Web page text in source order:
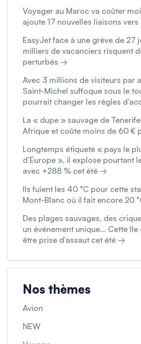
Voyager au Maroc va coûter
ajoute 17 nouvelles liaisons vers
EasyJet face à une grève de 27
milliers de vacanciers risquent
perturbés →
Avec 3 millions de visiteurs par
Saint-Michel suffoque sous le
pourrait changer les règles
La « dupe » sauvage de
Afrique et coûte moins de 60 €
Longtemps étiqueté « pays le
d’Europe », il explose pourtant
avec +288 % cet été →
Ils fuient les 40 °C pour cette
Mont-Blanc où il fait encore 20
Des plages sauvages, des
un événement unique… Cette île
être prise d’assaut cet été →
Nos thèmes
Avion
NEW